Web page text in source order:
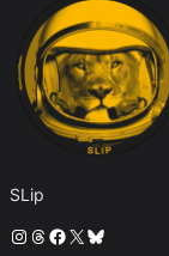
SLip
Instagram
Threads
Facebook
X Bluesky